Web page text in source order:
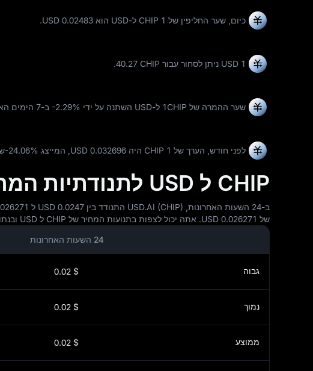
כיום, שער החליפין של 1 CHIP ל-USD הוא 0.02483 USD.
1 USD ניתן לסחור עבור 40.27 CHIP
.
שער ההמרה של 1CHIP ל-USD השתנה על ידי -2.29% ב-7 הימים האחרונים.
לפני חודש, הערך של 1 CHIP היה 0.032696 USD, המייצג -24.06%
CHIP ל USD לתנודתיות המרות ומגמות מחירים
של 0.026271 USD. אתה יכול לצפות בתנועות המחיר של CHIP ל USD ובנתוני התנודתיות ב-24 השעות האחרונות, 7 הימים, 30 הימים ו-90 הימים בטבלה למטה.
24 השעות האחרונות
גבוה $ 0.02
נמוך $ 0.02
ממוצע $ 0.02